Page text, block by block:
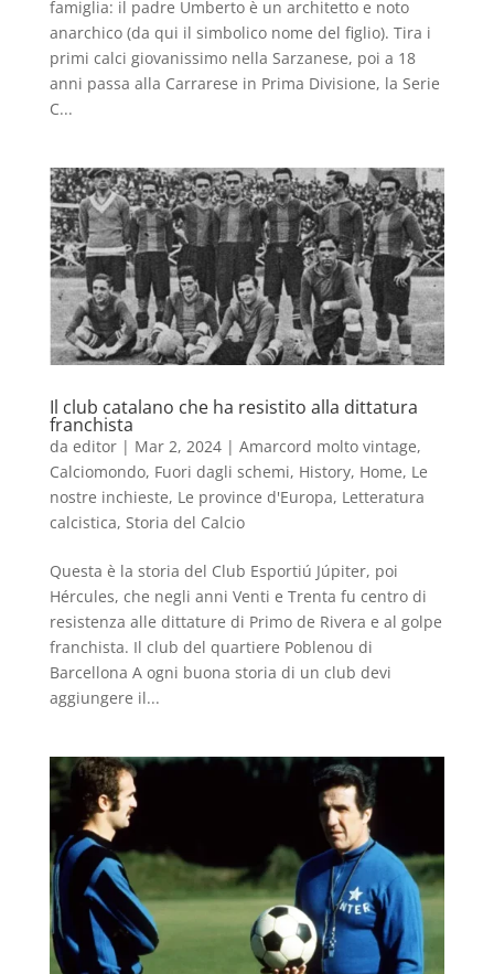
famiglia: il padre Umberto è un architetto e noto
anarchico (da qui il simbolico nome del figlio). Tira i
primi calci giovanissimo nella Sarzanese, poi a 18
anni passa alla Carrarese in Prima Divisione, la Serie
C...
Il club catalano che ha resistito alla dittatura
franchista
da editor| Mar 2, 2024| Amarcord molto vintage,
Calciomondo, Fuori dagli schemi, History, Home, Le
nostre inchieste, Le province d'Europa, Letteratura
calcistica, Storia del Calcio
Questa è la storia del Club Esportiú Júpiter, poi
Hércules, che negli anni Venti e Trenta fu centro di
resistenza alle dittature di Primo de Rivera e al golpe
franchista. Il club del quartiere Poblenou di
Barcellona A ogni buona storia di un club devi
aggiungere il...